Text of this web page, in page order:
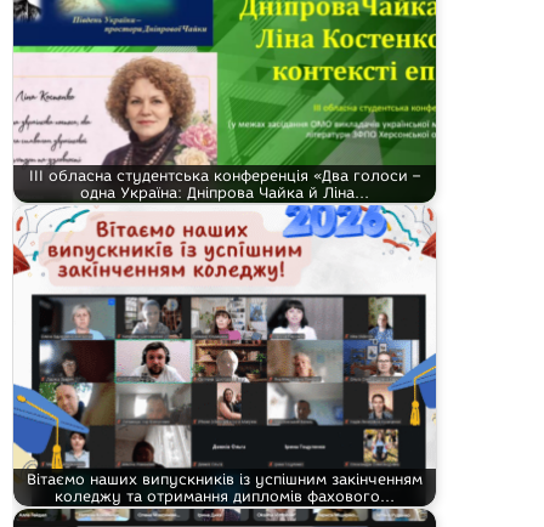
ІІІ обласна студентська конференція «Два голоси –
одна Україна: Дніпрова Чайка й Ліна…
Вітаємо наших випускників із успішним закінченням
коледжу та отримання дипломів фахового…